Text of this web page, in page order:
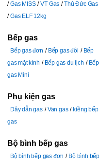
Gas MISS
VT Gas
Thủ Đức Gas
Gas ELF 12kg
Bếp gas
Bếp gas đơn Bếp gas đôi
Bếp
gas mặt kính
Bếp gas du lịch
Bếp
gas Mini
Phụ kiện gas
Dây dẫn gas Van gas
kiềng bếp
gas
Bộ bình bếp gas
Bộ bình bếp gas đơn
Bộ bình bếp